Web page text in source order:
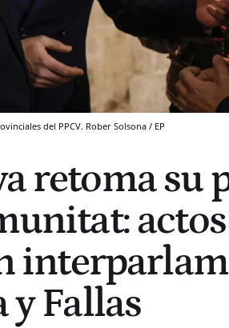
del PPCV. Rober Solsona / EP
retoma su
y Fallas